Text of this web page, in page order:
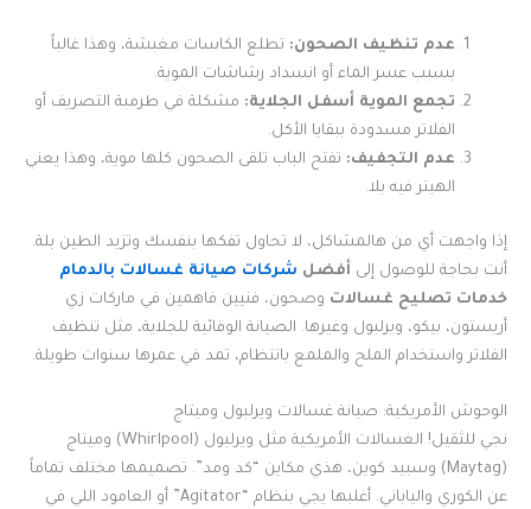
عدم تنظيف الصحون: تطلع الكاسات مغبشة، وهذا غالباً
بسبب عسر الماء أو انسداد رشاشات الموية.
تجمع الموية أسفل الجلاية: مشكلة في طرمبة التصريف أو
الفلاتر مسدودة ببقايا الأكل.
عدم التجفيف: تفتح الباب تلقى الصحون كلها موية، وهذا يعني
الهيتر فيه بلا.
إذا واجهت أي من هالمشاكل، لا تحاول تفكها بنفسك وتزيد الطين بلة.
أنت بحاجة للوصول إلى أفضل شركات صيانة غسالات بالدمام
خدمات تصليح غسالات وصحون، فنيين فاهمين في ماركات زي
أريستون، بيكو، ويرلبول وغيرها. الصيانة الوقائية للجلاية، مثل تنظيف
الفلاتر واستخدام الملح والملمع بانتظام، تمد في عمرها سنوات طويلة.
الوحوش الأمريكية: صيانة غسالات ويرلبول وميتاج
نجي للثقيل! الغسالات الأمريكية مثل ويرلبول (Whirlpool) وميتاج
(Maytag) وسبيد كوين، هذي مكاين “كد ومد”. تصميمها مختلف تماماً
عن الكوري والياباني. أغلبها يجي بنظام “Agitator” أو العامود اللي في